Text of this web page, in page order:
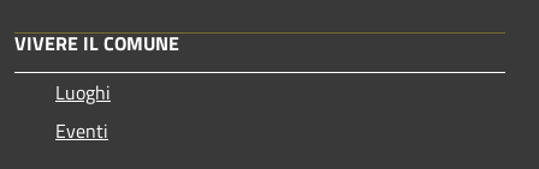
VIVERE IL COMUNE
Luoghi
Eventi